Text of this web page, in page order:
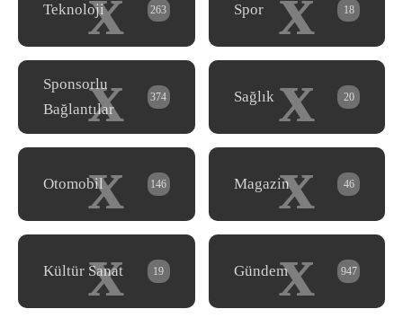
Teknoloji 263 Spor 18
x
Sponsorlu
Bağlantılar
374 x
Sağlık 20
x
Otomobil 146 x
Magazin 46
x
Kültür Sanat 19 x
Gündem 947